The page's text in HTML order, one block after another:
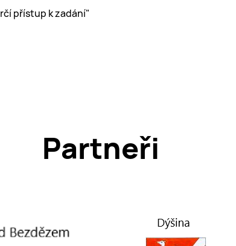
v řešení všech detailů“
Partneři